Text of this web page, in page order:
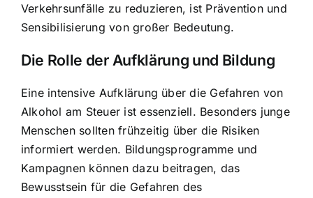
Verkehrsunfälle zu reduzieren, ist Prävention und
Sensibilisierung von großer Bedeutung.
Die Rolle der Aufklärung und Bildung
Eine intensive Aufklärung über die Gefahren von
Alkohol am Steuer ist essenziell. Besonders junge
Menschen sollten frühzeitig über die Risiken
informiert werden. Bildungsprogramme und
Kampagnen können dazu beitragen, das
Bewusstsein für die Gefahren des